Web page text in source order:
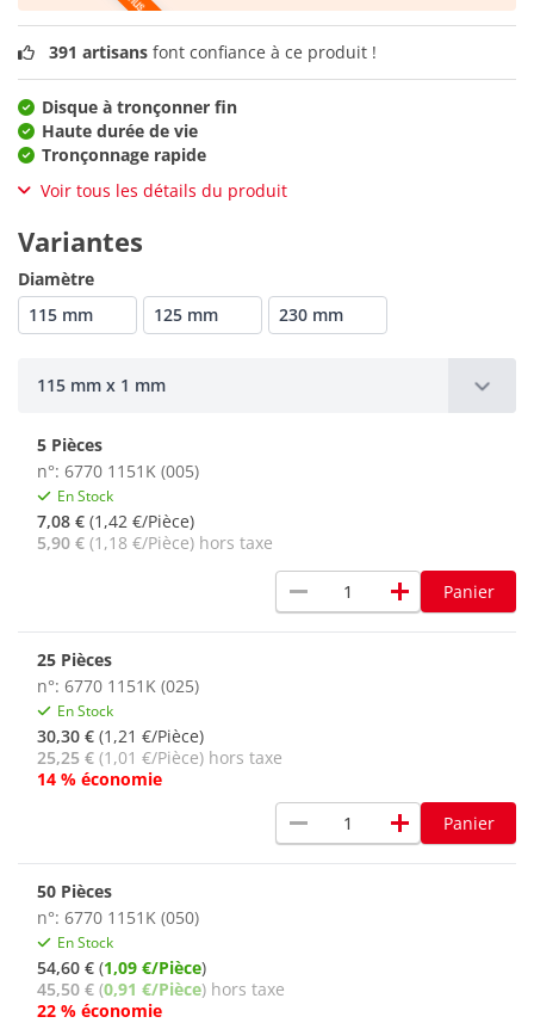
391 artisans font confiance à ce produit !
Disque à tronçonner fin
Haute durée de vie
Tronçonnage rapide
Voir tous les détails du produit
Variantes
Diamètre
115 mm
125 mm 230 mm
115 mm x 1 mm
5 Pièces
n°: 6770 1151K (005)
En Stock
7,08 € (1,42 €/Pièce)
5,90 € (1,18 €/Pièce) hors taxe
remove add Panier
25 Pièces
n°: 6770 1151K (025)
En Stock
30,30 € (1,21 €/Pièce)
25,25 € (1,01 €/Pièce) hors taxe
14 % économie
remove add Panier
50 Pièces
n°: 6770 1151K (050)
En Stock
54,60 € (1,09 €/Pièce)
45,50 € (0,91 €/Pièce) hors taxe
22 % économie